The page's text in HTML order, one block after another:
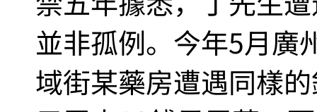
並非孤例。今年5月廣
域街某藥房遭遇同樣